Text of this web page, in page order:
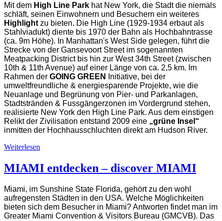
Mit dem High Line Park hat New York, die Stadt die niemals
schläft, seinen Einwohnern und Besuchern ein weiteres
Highlight zu bieten. Die High Line (1929-1934 erbaut als
Stahlviadukt) diente bis 1970 der Bahn als Hochbahntrasse
(ca. 9m Höhe). In Manhattan's West Side gelegen, führt die
Strecke von der Gansevoort Street im sogenannten
Meatpacking District bis hin zur West 34th Street (zwischen
10th & 11th Avenue) auf einer Länge von ca. 2,5 km. Im
Rahmen der GOING GREEN
Initiative, bei der
umweltfreundliche & energiesparende Projekte, wie die
Neuanlage und Begrünung von Pier- und Parkanlagen,
Stadtstränden & Fussgängerzonen im Vordergrund stehen,
realisierte New York den High Line Park. Aus dem einstigen
Relikt der Zivilisation entstand 2009 eine „grüne Insel“
inmitten der Hochhausschluchten direkt am Hudson River.
Weiterlesen
MIAMI entdecken – discover MIAMI
Miami, im Sunshine State Florida, gehört zu den wohl
aufregensten Städten in den USA. Welche Möglichkeiten
bieten sich dem Besucher in Miami? Antworten findet man im
Greater Miami Convention & Visitors Bureau (GMCVB). Das